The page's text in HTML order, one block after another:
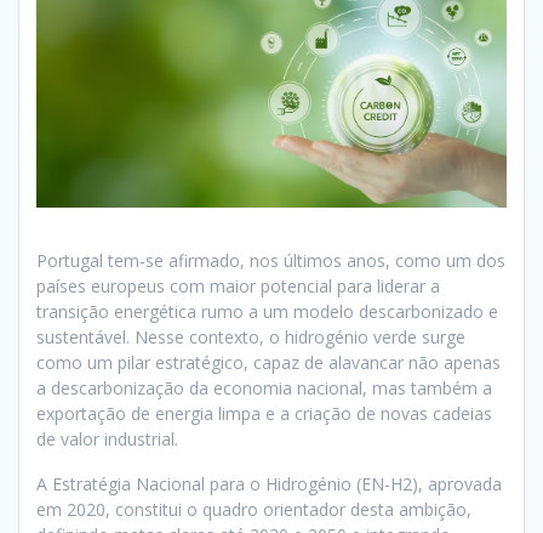
Portugal tem-se afirmado, nos últimos anos, como um dos
países europeus com maior potencial para liderar a
transição energética rumo a um modelo descarbonizado e
sustentável. Nesse contexto, o hidrogénio verde surge
como um pilar estratégico, capaz de alavancar não apenas
a descarbonização da economia nacional, mas também a
exportação de energia limpa e a criação de novas cadeias
de valor industrial.
A Estratégia Nacional para o Hidrogénio (EN-H2), aprovada
em 2020, constitui o quadro orientador desta ambição,